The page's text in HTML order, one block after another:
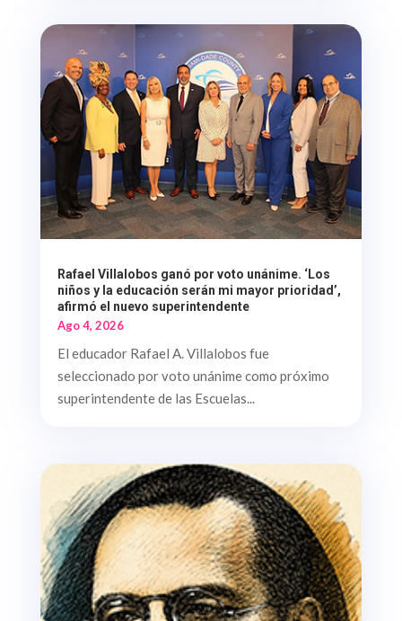
Rafael Villalobos ganó por voto unánime. ‘Los
niños y la educación serán mi mayor prioridad’,
afirmó el nuevo superintendente
Ago 4, 2026
El educador Rafael A. Villalobos fue
seleccionado por voto unánime como próximo
superintendente de las Escuelas...